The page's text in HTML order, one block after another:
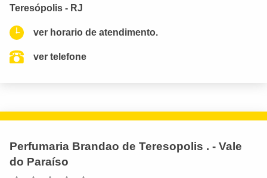
Teresópolis - RJ
ver horario de atendimento.
ver telefone
Perfumaria Brandao de Teresopolis . - Vale
do Paraíso